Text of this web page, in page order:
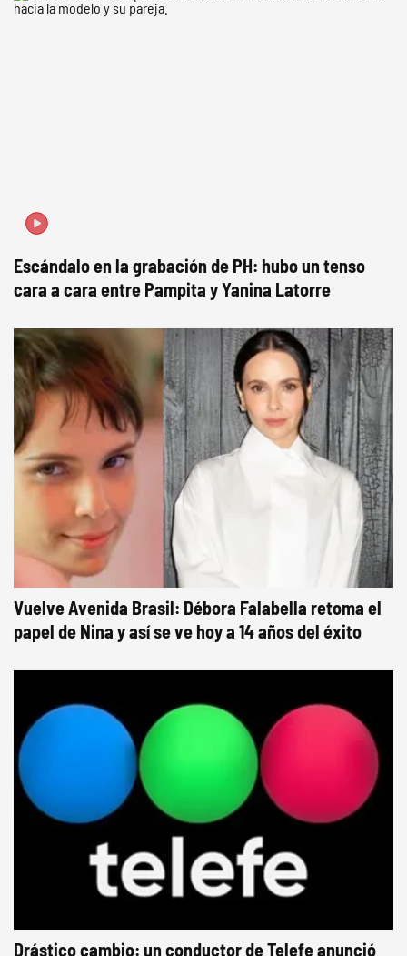
Escándalo en la grabación de PH: hubo un tenso
cara a cara entre Pampita y Yanina Latorre
Vuelve Avenida Brasil: Débora Falabella retoma el
papel de Nina y así se ve hoy a 14 años del éxito
Drástico cambio: un conductor de Telefe anunció